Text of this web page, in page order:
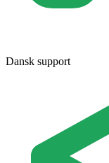
Dansk support